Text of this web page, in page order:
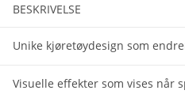
BESKRIVELSE
Unike kjøretøydesign som
Visuelle effekter som vises når